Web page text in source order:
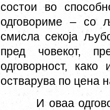
состои во
одговориме – со
смисла секоја
пред човекот,
одговорност,
остварува по цена
И оваа